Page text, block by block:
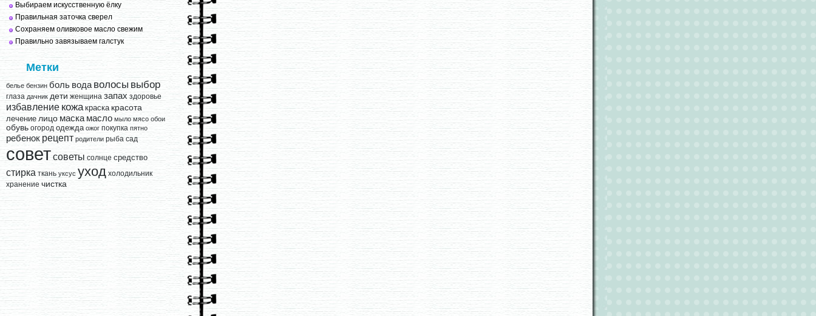
Выбираем искусственную ёлку
Правильная заточка сверел
Сохраняем оливковое масло свежим
Правильно завязываем галстук
Метки
белье бензин боль вода волосы выбор
глаза дачник дети женщина запах здоровье
избавление кожа краска красота
лечение лицо маска масло мыло мясо обои
обувь огород одежда ожог покупка пятно
ребенок рецепт родители рыба сад
советсоветы солнце средство
стирка ткань уксус уход холодильник
хранение чистка